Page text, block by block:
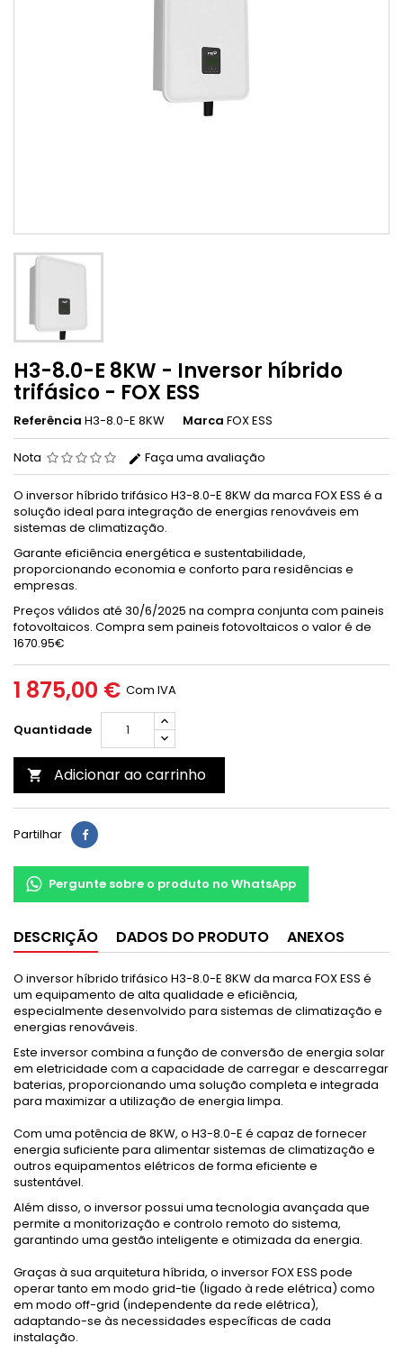
H3-8.0-E 8KW - Inversor híbrido
trifásico - FOX ESS
Referência H3-8.0-E 8KW Marca FOX ESS
Nota Faça uma avaliação
O inversor híbrido trifásico H3-8.0-E 8KW da marca FOX ESS é a
solução ideal para integração de energias renováveis em
sistemas de climatização.
Garante eficiência energética e sustentabilidade,
proporcionando economia e conforto para residências e
empresas.
Preços válidos até 30/6/2025 na compra conjunta com paineis
fotovoltaicos. Compra sem paineis fotovoltaicos o valor é de
1670.95€
1 875,00 € Com IVA
Quantidade
 Adicionar ao carrinho
Partilhar
Pergunte sobre o produto no WhatsApp
DESCRIÇÃO DADOS DO PRODUTO ANEXOS
O inversor híbrido trifásico H3-8.0-E 8KW da marca FOX ESS é
um equipamento de alta qualidade e eficiência,
especialmente desenvolvido para sistemas de climatização e
energias renováveis.
Este inversor combina a função de conversão de energia solar
em eletricidade com a capacidade de carregar e descarregar
baterias, proporcionando uma solução completa e integrada
para maximizar a utilização de energia limpa.
Com uma potência de 8KW, o H3-8.0-E é capaz de fornecer
energia suficiente para alimentar sistemas de climatização e
outros equipamentos elétricos de forma eficiente e
sustentável.
Além disso, o inversor possui uma tecnologia avançada que
permite a monitorização e controlo remoto do sistema,
garantindo uma gestão inteligente e otimizada da energia.
Graças à sua arquitetura híbrida, o inversor FOX ESS pode
operar tanto em modo grid-tie (ligado à rede elétrica) como
em modo off-grid (independente da rede elétrica),
adaptando-se às necessidades específicas de cada
instalação.